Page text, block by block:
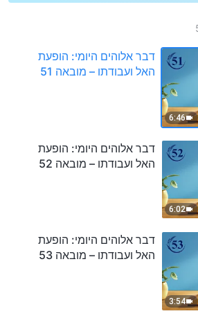
6:46
דבר אלוהים היומי: הופעת
האל ועבודתו – מובאה 51
6:02
דבר אלוהים היומי: הופעת
האל ועבודתו – מובאה 52
3:54
דבר אלוהים היומי: הופעת
האל ועבודתו – מובאה 53